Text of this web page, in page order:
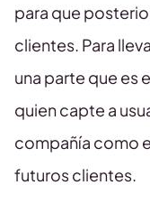
para que
clientes. Para
una parte que es
quien capte a
compañía como
futuros clientes.